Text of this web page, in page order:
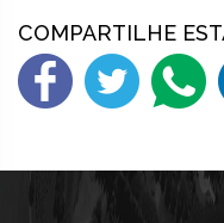
COMPARTILHE